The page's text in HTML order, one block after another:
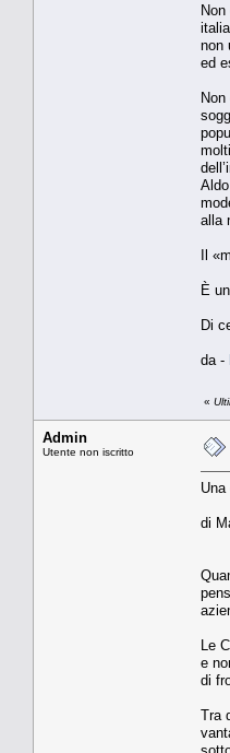
non
ed
alla
Il
È
Di
da -
«
Admin
Utente non iscritto
di
Le
e
di
Tra